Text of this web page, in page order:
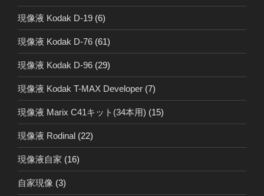
現像液 Kodak D-19 (6)
現像液 Kodak D-76 (61)
現像液 Kodak D-96 (29)
現像液 Kodak T-MAX Developer (7)
現像液 Marix C41キット(34本用) (15)
現像液 Rodinal (22)
現像液自家 (16)
自家現像 (3)